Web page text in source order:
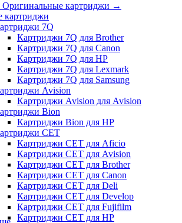
Оригинальные картриджи →
картриджи
7Q
Картриджи 7Q для Brother
Картриджи 7Q для Canon
Картриджи 7Q для HP
Картриджи 7Q для Lexmark
Картриджи 7Q для Samsung
Avision
Картриджи Avision для Avision
Bion
Картриджи Bion для HP
CET
Картриджи CET для Aficio
Картриджи CET для Avision
Картриджи CET для Brother
Картриджи CET для Canon
Картриджи CET для Deli
Картриджи CET для Develop
Картриджи CET для Fujifilm
Картриджи CET для HP